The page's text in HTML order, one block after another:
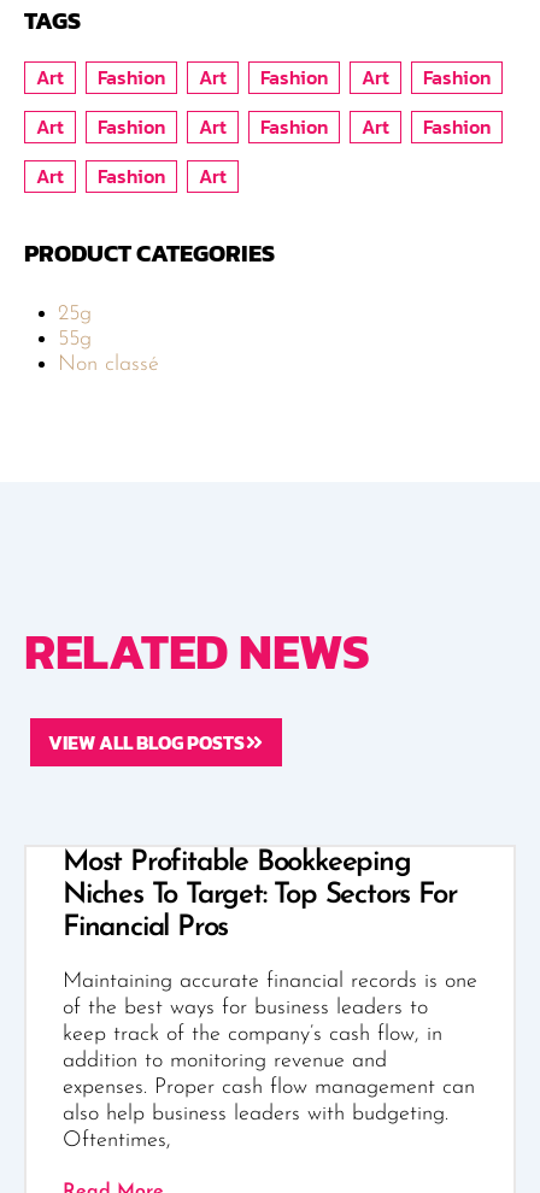
TAGS
Art Fashion Art Fashion Art
Fashion
Art
Fashion Art Fashion Art
Fashion
Art
Fashion Art
PRODUCT CATEGORIES
25g
55g
Non classé
RELATED NEWS
VIEW ALL BLOG POSTS
Most Profitable Bookkeeping
Niches To Target: Top Sectors For
Financial Pros
Maintaining accurate financial records is one
of the best ways for business leaders to
keep track of the company’s cash flow, in
addition to monitoring revenue and
expenses. Proper cash flow management can
also help business leaders with budgeting.
Oftentimes,